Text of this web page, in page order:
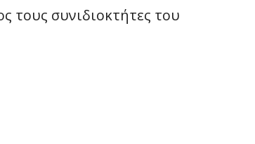
τους συνιδιοκτήτες του